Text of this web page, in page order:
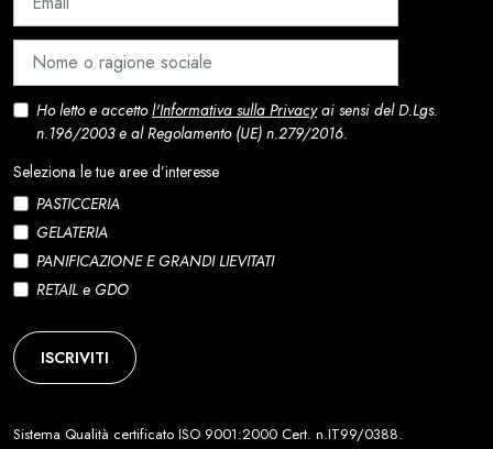
Ho letto e accettol'Informativa sulla Privacyai sensi del D.Lgs.
n.196/2003 e al Regolamento (UE) n.279/2016.
Seleziona le tue aree d’interesse
PASTICCERIA
GELATERIA
PANIFICAZIONE E GRANDI LIEVITATI
RETAIL e GDO
ISCRIVITI
Sistema Qualità certificato ISO 9001:2000 Cert. n.IT99/0388.